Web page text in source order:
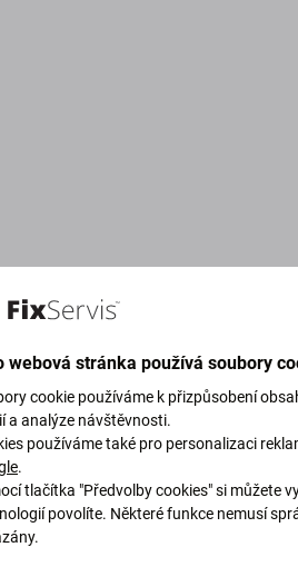
Green)
abychom chránili naši planetu.
naše procesy, abychom snížili
webová stránka používá soubory
cookie používáme k přizpůsobení
a analýze návštěvnosti.
používáme také pro personalizaci
.
tlačítka "Předvolby cookies" si můžete
povolíte. Některé funkce nemusí